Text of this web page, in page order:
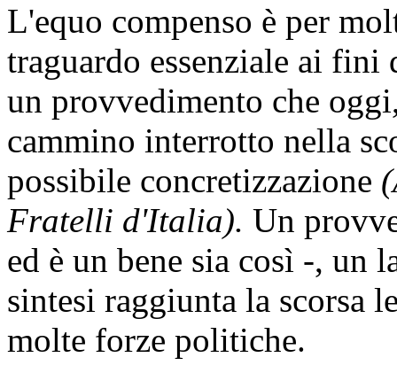
L'equo compenso è per
traguardo essenziale ai
un provvedimento che
cammino interrotto nella
possibile concretizzazione
Fratelli d'Italia). Un
ed è un bene sia così -, un
sintesi raggiunta la scorsa
molte forze politiche.